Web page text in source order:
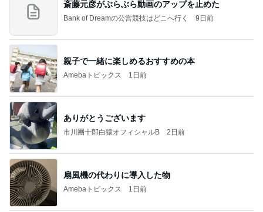
斎藤元彦がぶらぶら動画のアップを止めた
Bank of Dreamの公営競技はどこへ行く 9日前
親子で一緒に楽しめるおすすめの本
Amebaトピックス 1日前
ありがとうございます
市川團十郎白猿オフィシャルB 2日前
扇風機の代わりに導入した物
Amebaトピックス 1日前